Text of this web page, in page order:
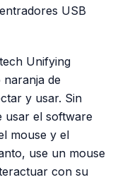
USB
Unifying
de
y usar. Sin
usar el software
mouse y el
use un mouse
con su